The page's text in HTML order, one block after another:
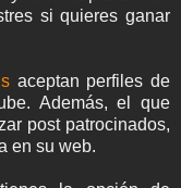
si quieres ganar
aceptan perfiles de
Además, el que
post patrocinados,
en su web.